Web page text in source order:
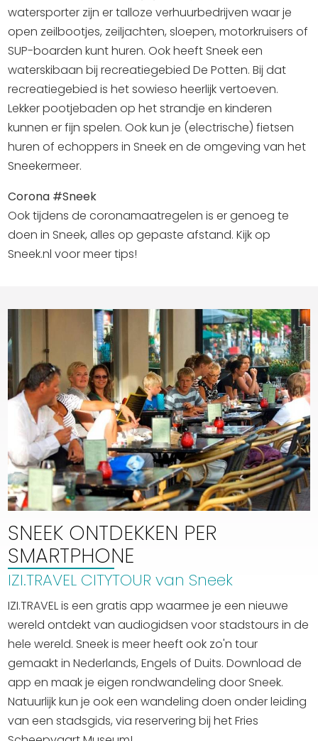
watersporter zijn er talloze verhuurbedrijven waar je
open zeilbootjes, zeiljachten, sloepen, motorkruisers of
SUP-boarden kunt huren. Ook heeft Sneek een
waterskibaan bij recreatiegebied De Potten. Bij dat
recreatiegebied is het sowieso heerlijk vertoeven.
Lekker pootjebaden op het strandje en kinderen
kunnen er fijn spelen. Ook kun je (electrische) fietsen
huren of echoppers in Sneek en de omgeving van het
Sneekermeer.
Corona #Sneek
Ook tijdens de coronamaatregelen is er genoeg te
doen in Sneek, alles op gepaste afstand. Kijk op
Sneek.nl voor meer tips!
SNEEK ONTDEKKEN PER
SMARTPHONE
IZI.TRAVEL CITYTOUR van Sneek
IZI.TRAVEL is een gratis app waarmee je een nieuwe
wereld ontdekt van audiogidsen voor stadstours in de
hele wereld. Sneek is meer heeft ook zo'n tour
gemaakt in Nederlands, Engels of Duits. Download de
app en maak je eigen rondwandeling door Sneek.
Natuurlijk kun je ook een wandeling doen onder leiding
van een stadsgids, via reservering bij het Fries